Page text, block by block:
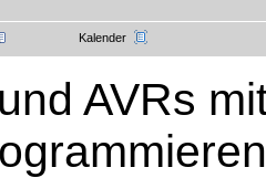
Kalender
AVRs